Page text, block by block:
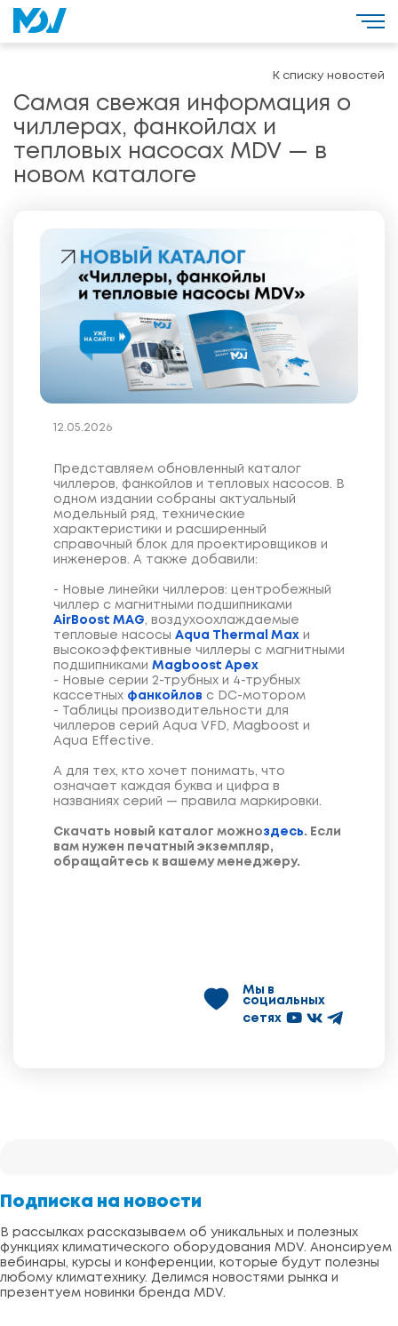
Самая свежая информация о
чиллерах, фанкойлах и
тепловых насосах MDV — в
новом каталоге
К списку новостей
12.05.2026
Представляем обновленный каталог
чиллеров, фанкойлов и тепловых насосов. В
одном издании собраны актуальный
модельный ряд, технические
характеристики и расширенный
справочный блок для проектировщиков и
инженеров. А также добавили:
- Новые линейки чиллеров: центробежный
чиллер с магнитными подшипниками
AirBoost MAG, воздухоохлаждаемые
тепловые насосы Aqua Thermal Max и
высокоэффективные чиллеры с магнитными
подшипниками Magboost Apex
- Новые серии 2-трубных и 4-трубных
кассетных фанкойлов с DC-мотором
- Таблицы производительности для
чиллеров серий Aqua VFD, Magboost и
Aqua Effective.
А для тех, кто хочет понимать, что
означает каждая буква и цифра в
названиях серий — правила маркировки.
Скачать новый каталог можноздесь. Если
вам нужен печатный экземпляр,
обращайтесь к вашему менеджеру.
Мы в
социальных
сетях
Подписка на новости
В рассылках рассказываем об уникальных и полезных
функциях климатического оборудования MDV. Анонсируем
вебинары, курсы и конференции, которые будут полезны
любому климатехнику. Делимся новостями рынка и
презентуем новинки бренда MDV.